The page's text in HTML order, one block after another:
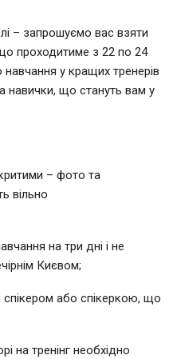
– запрошуємо вас взяти
що проходитиме з 22 по 24
у кращих тренерів
навички, що стануть вам у
– фото та
вільно
на три дні і не
Києвом;
спікером або спікеркою, що
на тренінг необхідно